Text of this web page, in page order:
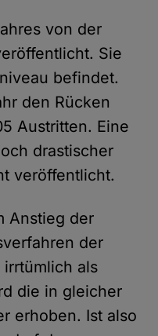
von der
Sie
befindet.
den Rücken
Austritten. Eine
drastischer
veröffentlicht.
Anstieg der
der
als
die in gleicher
erhoben. Ist also